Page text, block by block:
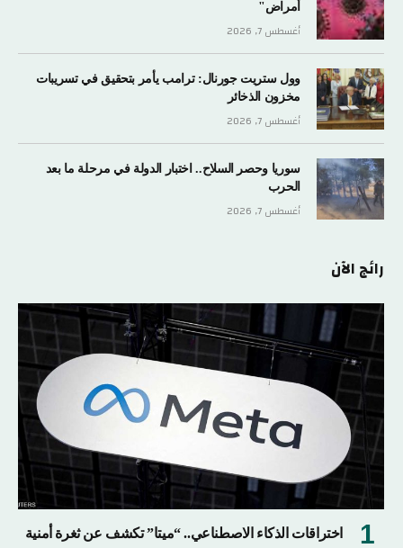
أمراض"
أغسطس 7, 2026
وول ستريت جورنال: ترامب يأمر بتحقيق في تسريبات
مخزون الذخائر
أغسطس 7, 2026
سوريا وحصر السلاح.. اختبار الدولة في مرحلة ما بعد
الحرب
أغسطس 7, 2026
رائج الآن
اختراقات الذكاء الاصطناعي.. “ميتا” تكشف عن ثغرة أمنية